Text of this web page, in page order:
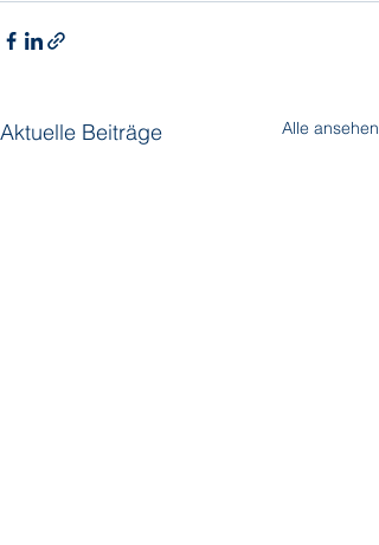
Aktuelle Beiträge Alle ansehen